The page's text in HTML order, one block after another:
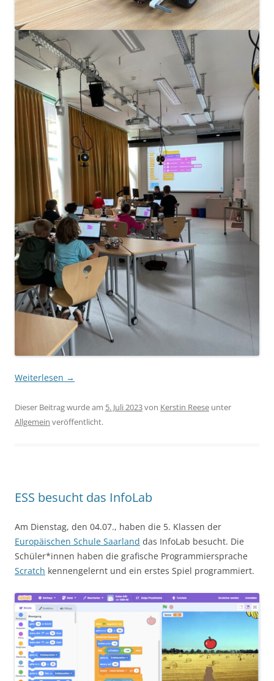
Weiterlesen →
Dieser Beitrag wurde am 5. Juli 2023von Kerstin Reese unter
Allgemein veröffentlicht.
ESS besucht das InfoLab
Am Dienstag, den 04.07., haben die 5. Klassen der
Europäischen Schule Saarland das InfoLab besucht. Die
Schüler*innen haben die grafische Programmiersprache
Scratch kennengelernt und ein erstes Spiel programmiert.